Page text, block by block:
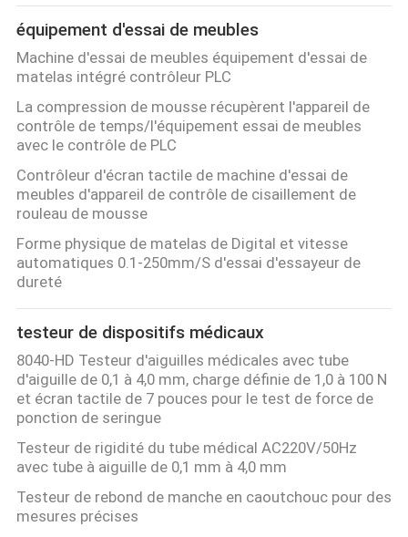
équipement d'essai de meubles
Machine d'essai de meubles équipement d'essai de
matelas intégré contrôleur PLC
La compression de mousse récupèrent l'appareil de
contrôle de temps/l'équipement essai de meubles
avec le contrôle de PLC
Contrôleur d'écran tactile de machine d'essai de
meubles d'appareil de contrôle de cisaillement de
rouleau de mousse
Forme physique de matelas de Digital et vitesse
automatiques 0.1-250mm/S d'essai d'essayeur de
dureté
testeur de dispositifs médicaux
8040-HD Testeur d'aiguilles médicales avec tube
d'aiguille de 0,1 à 4,0 mm, charge définie de 1,0 à 100 N
et écran tactile de 7 pouces pour le test de force de
ponction de seringue
Testeur de rigidité du tube médical AC220V/50Hz
avec tube à aiguille de 0,1 mm à 4,0 mm
Testeur de rebond de manche en caoutchouc pour des
mesures précises